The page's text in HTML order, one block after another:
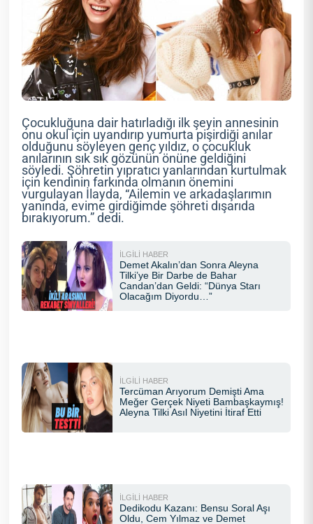
Çocukluğuna dair hatırladığı ilk şeyin annesinin
onu okul için uyandırıp yumurta pişirdiği anılar
olduğunu söyleyen genç yıldız, o çocukluk
anılarının sık sık gözünün önüne geldiğini
söyledi. Şöhretin yıpratıcı yanlarından kurtulmak
için kendinin farkında olmanın önemini
vurgulayan İlayda, “Ailemin ve arkadaşlarımın
yanında, evime girdiğimde şöhreti dışarıda
bırakıyorum.” dedi.